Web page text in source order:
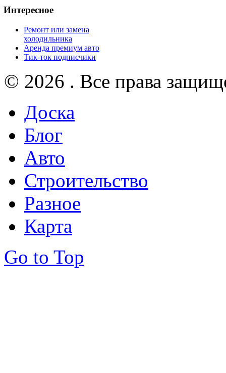
Интересное
Ремонт или замена
холодильника
Аренда премиум авто
Тик-ток подписчики
© 2026 . Все права
Доска
Блог
Авто
Строительство
Разное
Карта
Go to Top